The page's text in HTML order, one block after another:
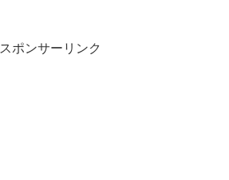
スポンサーリンク